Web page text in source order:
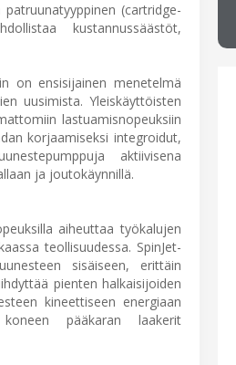
(cartridge-
kustannussäästöt,
on ensisijainen menetelmä
uusimista. Yleiskäyttöisten
lastuamisnopeuksiin
korjaamiseksi integroidut,
aktiivisena
ja joutokäynnillä.
aiheuttaa työkalujen
teollisuudessa. SpinJet-
sisäiseen, erittäin
pienten halkaisijoiden
kineettiseen energiaan
pääkaran laakerit